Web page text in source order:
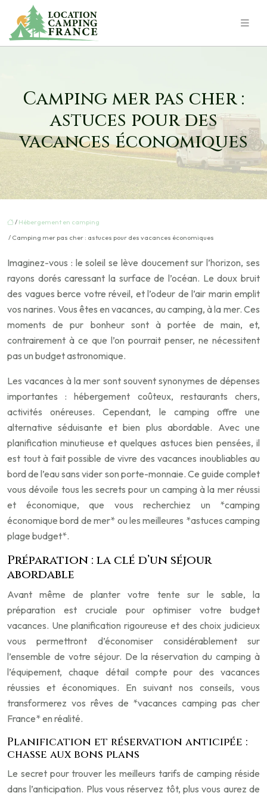
Camping mer pas cher :
astuces pour des
vacances économiques
/ Hébergement en camping
/ Camping mer pas cher : astuces pour des vacances économiques
Imaginez-vous : le soleil se lève doucement sur l’horizon, ses
rayons dorés caressant la surface de l’océan. Le doux bruit
des vagues berce votre réveil, et l’odeur de l’air marin emplit
vos narines. Vous êtes en vacances, au camping, à la mer. Ces
moments de pur bonheur sont à portée de main, et,
contrairement à ce que l’on pourrait penser, ne nécessitent
pas un budget astronomique.
Les vacances à la mer sont souvent synonymes de dépenses
importantes : hébergement coûteux, restaurants chers,
activités onéreuses. Cependant, le camping offre une
alternative séduisante et bien plus abordable. Avec une
planification minutieuse et quelques astuces bien pensées, il
est tout à fait possible de vivre des vacances inoubliables au
bord de l’eau sans vider son porte-monnaie. Ce guide complet
vous dévoile tous les secrets pour un camping à la mer réussi
et économique, que vous recherchiez un *camping
économique bord de mer* ou les meilleures *astuces camping
plage budget*.
Préparation : la clé d’un séjour
abordable
Avant même de planter votre tente sur le sable, la
préparation est cruciale pour optimiser votre budget
vacances. Une planification rigoureuse et des choix judicieux
vous permettront d’économiser considérablement sur
l’ensemble de votre séjour. De la réservation du camping à
l’équipement, chaque détail compte pour des vacances
réussies et économiques. En suivant nos conseils, vous
transformerez vos rêves de *vacances camping pas cher
France* en réalité.
Planification et réservation anticipée :
chasse aux bons plans
Le secret pour trouver les meilleurs tarifs de camping réside
dans l’anticipation. Plus vous réservez tôt, plus vous aurez de